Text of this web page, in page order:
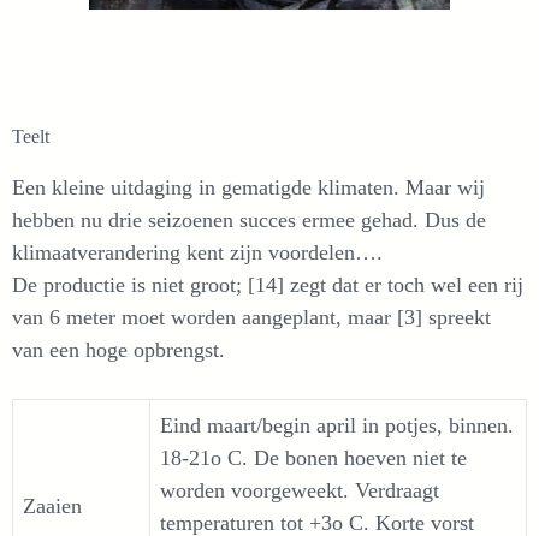
Teelt
Een kleine uitdaging in gematigde klimaten. Maar wij
hebben nu drie seizoenen succes ermee gehad. Dus de
klimaatverandering kent zijn voordelen….
De productie is niet groot; [14] zegt dat er toch wel een rij
van 6 meter moet worden aangeplant, maar [3] spreekt
van een hoge opbrengst.
Zaaien
Eind maart/begin april in potjes, binnen.
18-21o C. De bonen hoeven niet te
worden voorgeweekt. Verdraagt
temperaturen tot +3o C. Korte vorst